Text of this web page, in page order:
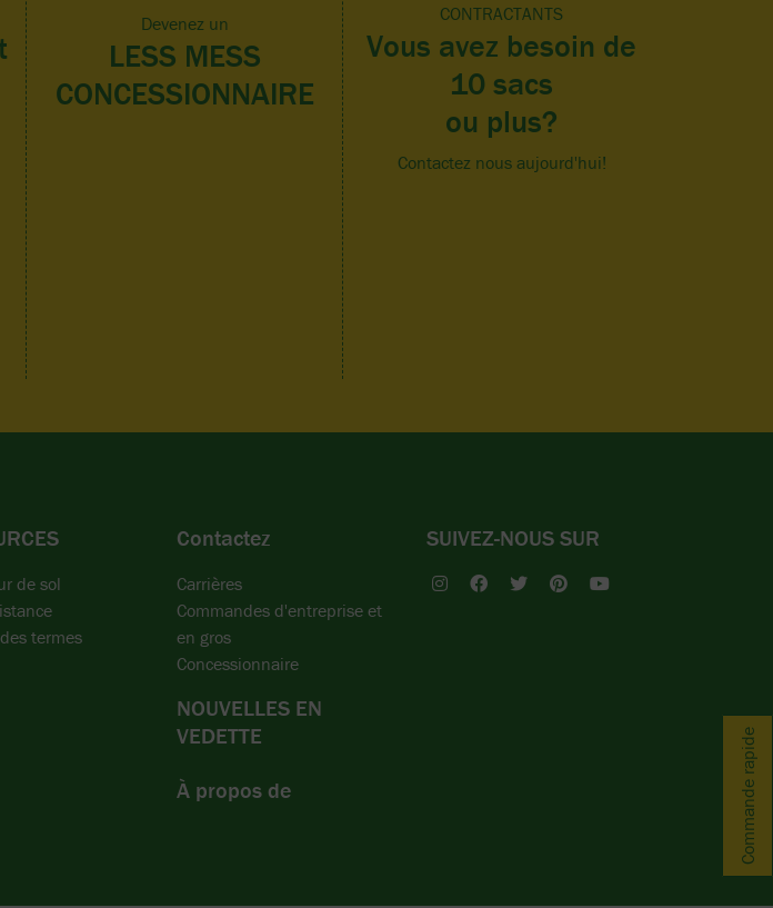
Commande rapide
Devenez un
LESS MESS
CONCESSIONNAIRE
CONTRACTANTS
Vous avez besoin de
10 sacs
ou plus?
Contactez nous aujourd'hui!
de sol
termes
Contactez
Carrières
Commandes d'entreprise et
en gros
Concessionnaire
NOUVELLES EN
VEDETTE
À propos de
SUIVEZ-NOUS SUR